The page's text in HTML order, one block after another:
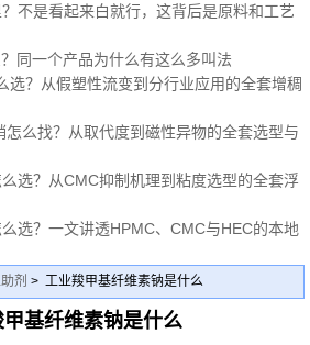
不是看起来白就行，这背后是原料和工艺
同一个产品为什么有这么多叫法
选？从假塑性流变到分行业应用的全套增稠
怎么找？从取代度到磁性异物的全套选型与
选？从CMC抑制机理到粘度选型的全套浮
选？一文讲透HPMC、CMC与HEC的本地
剂 > 工业羧甲基纤维素钠是什么
甲基纤维素钠是什么